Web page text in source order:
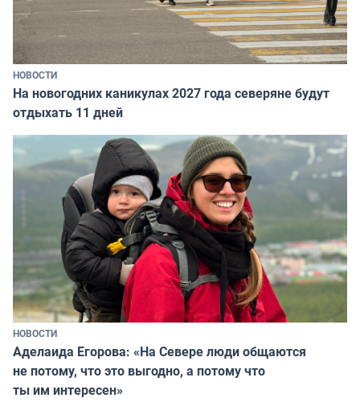
НОВОСТИ
На новогодних каникулах 2027 года северяне будут
отдыхать 11 дней
НОВОСТИ
Аделаида Егорова: «На Севере люди общаются
не потому, что это выгодно, а потому что
ты им интересен»